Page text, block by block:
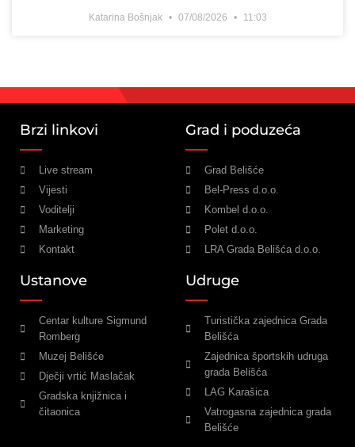
Katarina Bošnjak 07/08/2026 11:03
Brzi linkovi
Live stream
Vijesti
Voditelji
Marketing
Kontakt
Grad i poduzeća
Grad Belišće
Bel-Press d.o.o.
Kombel d.o.o.
Polet d.o.o.
LRA Grada Belišća d.o.o.
Ustanove
Centar kulture Sigmund
Romberg
Muzej Belišće
Dječji vrtić Maslačak
Gradska knjižnica i
čitaonica
Udruge
Turistička zajednica Grada
Belišća
Zajednica športskih udruga
grada Belišća
LAG Karašica
Vatrogasna zajednica grada
Belišće